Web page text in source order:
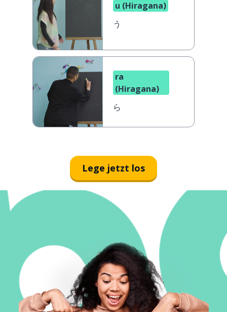
u (Hiragana)
う
ra
(Hiragana)
ら
Lege jetzt los